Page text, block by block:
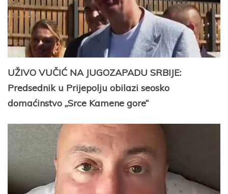
UŽIVO VUČIĆ NA JUGOZAPADU SRBIJE:
Predsednik u Prijepolju obilazi seosko
domaćinstvo „Srce Kamene gore“